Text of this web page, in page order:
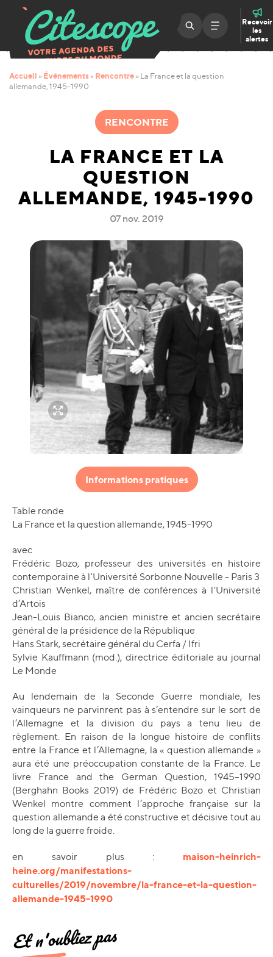
Recevoir
les
alertes
Accueil » Événements » Rencontre » La France et la question
allemande, 1945-1990
RENCONTRE
LA FRANCE ET LA
QUESTION
ALLEMANDE, 1945-1990
07 nov. 2019
Informations pratiques
Table ronde
La France et la question allemande, 1945-1990
avec
Frédéric Bozo, professeur des universités en histoire
contemporaine à l'Université Sorbonne Nouvelle - Paris 3
Christian Wenkel, maître de conférences à l'Université
d’Artois
Jean-Louis Bianco, ancien ministre et ancien secrétaire
général de la présidence de la République
Hans Stark, secrétaire général du Cerfa / Ifri
Sylvie Kauffmann (mod.), directrice éditoriale au journal
Le Monde
Au lendemain de la Seconde Guerre mondiale, les
vainqueurs ne parvinrent pas à s’entendre sur le sort de
l’Allemagne et la division du pays a tenu lieu de
règlement. En raison de la longue histoire de conflits
entre la France et l’Allemagne, la « question allemande »
aura été une préoccupation constante de la France. Le
livre France and the German Question, 1945–1990
(Berghahn Books 2019) de Frédéric Bozo et Christian
Wenkel montre comment l’approche française sur la
question allemande a été constructive et décisive tout au
long de la guerre froide.
en savoir plus : maison-heinrich-
heine.org/manifestations-
culturelles/2019/novembre/la-france-et-la-question-
allemande-1945-1990
Et n'oubliez pas